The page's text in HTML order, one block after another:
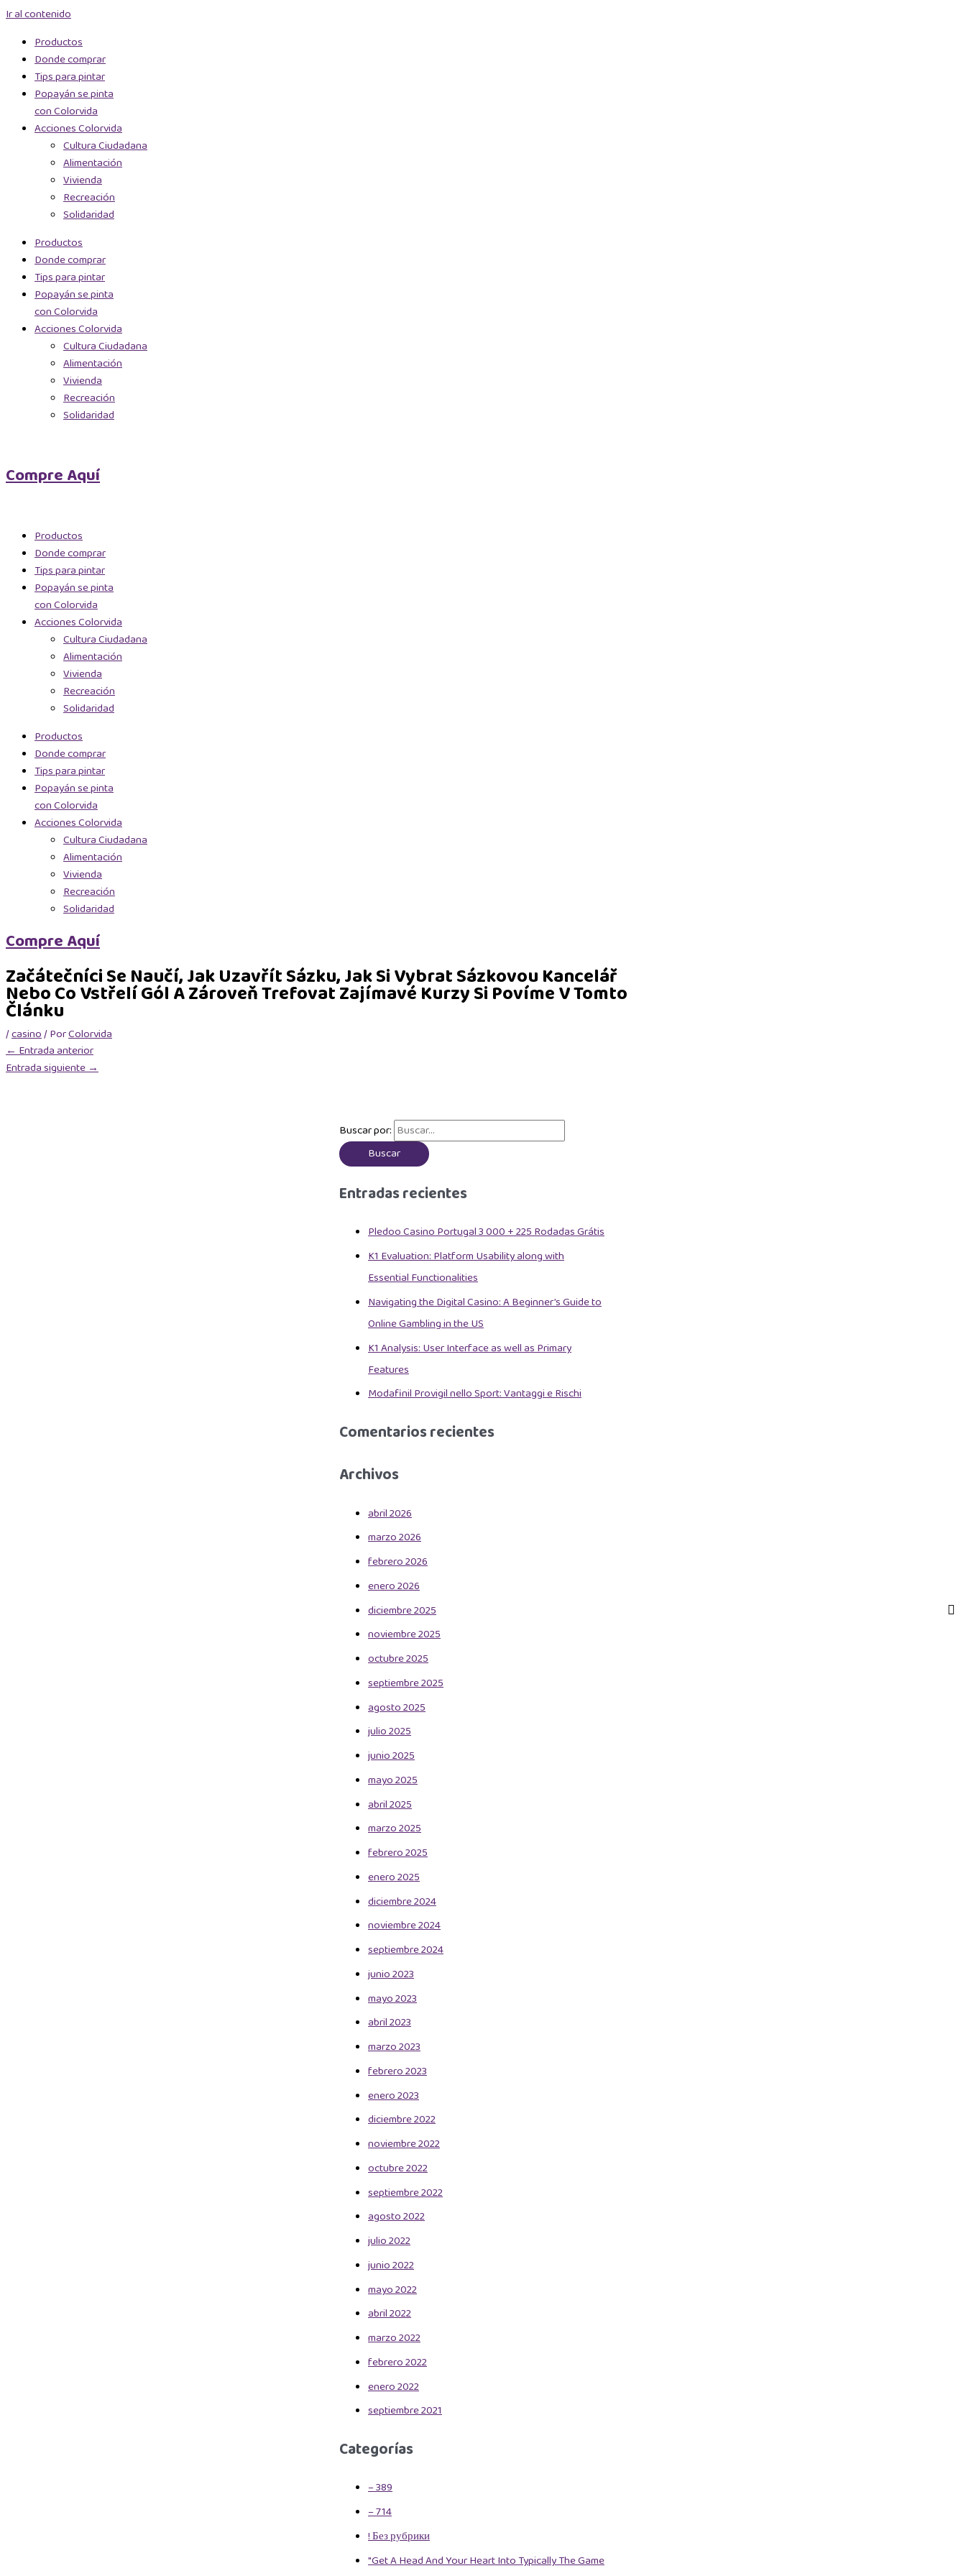
Ir al contenido
Productos
Donde comprar
Tips para pintar
Popayán se pinta
con Colorvida
Acciones Colorvida
Cultura Ciudadana
Alimentación
Vivienda
Recreación
Solidaridad
Productos
Donde comprar
Tips para pintar
Popayán se pinta
con Colorvida
Acciones Colorvida
Cultura Ciudadana
Alimentación
Vivienda
Recreación
Solidaridad
Compre Aquí
Productos
Donde comprar
Tips para pintar
Popayán se pinta
con Colorvida
Acciones Colorvida
Cultura Ciudadana
Alimentación
Vivienda
Recreación
Solidaridad
Productos
Donde comprar
Tips para pintar
Popayán se pinta
con Colorvida
Acciones Colorvida
Cultura Ciudadana
Alimentación
Vivienda
Recreación
Solidaridad
Compre Aquí
Začátečníci Se Naučí, Jak Uzavřít Sázku, Jak Si Vybrat Sázkovou Kancelář
Nebo Co Vstřelí Gól A Zároveň Trefovat Zajímavé Kurzy Si Povíme V Tomto
Článku
/casino/ PorColorvida
←Entrada anterior
Entrada siguiente→
Buscar por:
Entradas recientes
Pledoo Casino Portugal 3 000 + 225 Rodadas Grátis
K1 Evaluation: Platform Usability along with
Essential Functionalities
Navigating the Digital Casino: A Beginner’s Guide to
Online Gambling in the US
K1 Analysis: User Interface as well as Primary
Features
Modafinil Provigil nello Sport: Vantaggi e Rischi
Comentarios recientes
Archivos
abril 2026
marzo 2026
febrero 2026
enero 2026
diciembre 2025
noviembre 2025
octubre 2025
septiembre 2025
agosto 2025
julio 2025
junio 2025
mayo 2025
abril 2025
marzo 2025
febrero 2025
enero 2025
diciembre 2024
noviembre 2024
septiembre 2024
junio 2023
mayo 2023
abril 2023
marzo 2023
febrero 2023
enero 2023
diciembre 2022
noviembre 2022
octubre 2022
septiembre 2022
agosto 2022
julio 2022
junio 2022
mayo 2022
abril 2022
marzo 2022
febrero 2022
enero 2022
septiembre 2021
Categorías
– 389
– 714
! Без рубрики
"Get A Head And Your Heart Into Typically The Game